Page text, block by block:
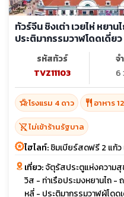
ทัวร์จีน ชิงเต่า เวยไห่ หยา
ประติมากรรมวาฬโดดเดี่ย
รหัสทัวร์
TVZ11103
จ
6
hotel_classโรงแรม 4 ดาว restaurant อาหาร
shopping_cart_offไม่เข้าร้านรัฐบาล
ไฮไลท์:ชิมเบียร์สดฟรี 2 แก้ว
เที่ยว:จัตุรัสประตูแห่งความสุ
วิส - ท่าเรือประมงหยานไถ -
หลี่ - ประติมากรรมวาฬผู้โดด